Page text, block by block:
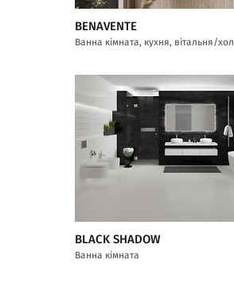
BENAVENTE
Ванна кімната, кухня, вітальня/хол
BLACK SHADOW
Ванна кімната